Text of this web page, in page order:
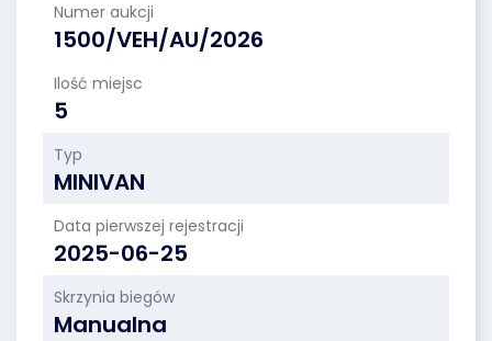
Numer aukcji
1500/VEH/AU/2026
Ilość miejsc
5
Typ
MINIVAN
Data pierwszej rejestracji
2025-06-25
Skrzynia biegów
Manualna